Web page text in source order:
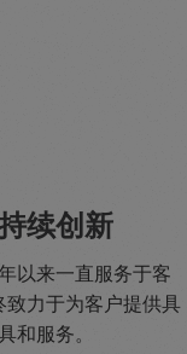
续创新
以来一直服务于客
致力于为客户提供具
和服务。